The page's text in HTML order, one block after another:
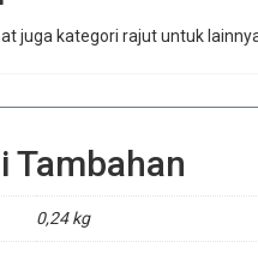
juga kategori rajut untuk
Tambahan
0,24 kg